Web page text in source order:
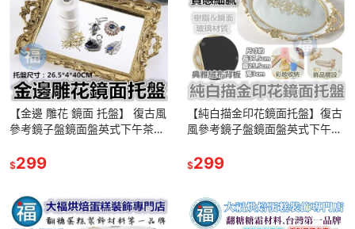
【金邊 雕花 鏡面 托盤】 復古風
參考鏡子盤鏡面盤英式下午茶三
布置翻糖惠爾通蛋白粉色膏
$299
【純白描金印花鏡面托盤】復古
風參考鏡子盤鏡面盤英式下午茶
布置翻糖惠爾通Wilton蛋白粉色
$299